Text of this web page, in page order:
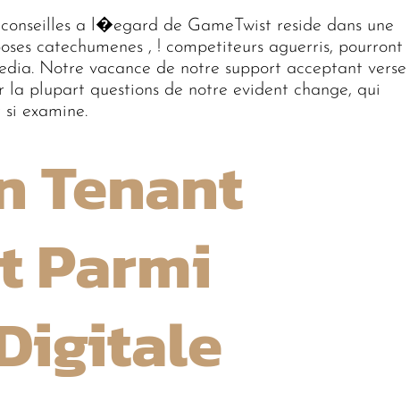
a l�egard de GameTwist reside dans une
catechumenes , ! competiteurs aguerris, pourront
Notre vacance de notre support acceptant verse
plupart questions de notre evident change, qui
examine.
Tenant
Parmi